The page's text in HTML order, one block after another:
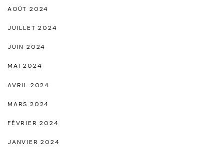
e
u
r
AOÛT 2024
JUILLET 2024
JUIN 2024
MAI 2024
AVRIL 2024
MARS 2024
FÉVRIER 2024
JANVIER 2024